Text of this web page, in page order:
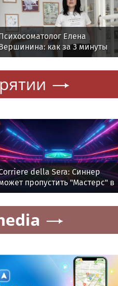
Елена
как за 3 минуты
себе равновесие
della Sera: Синнер
пропустить "Мастерс" в